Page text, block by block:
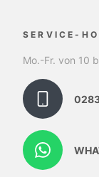
SERVICE-
Mo.-Fr. von 10